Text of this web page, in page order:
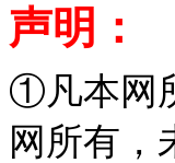
声明：
①凡本网
网所有，